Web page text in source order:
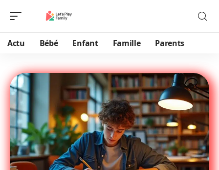
Actu Bébé Enfant Famille Parents